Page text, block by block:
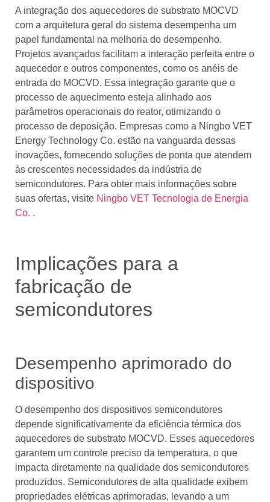
A integração dos aquecedores de substrato MOCVD
com a arquitetura geral do sistema desempenha um
papel fundamental na melhoria do desempenho.
Projetos avançados facilitam a interação perfeita entre o
aquecedor e outros componentes, como os anéis de
entrada do MOCVD. Essa integração garante que o
processo de aquecimento esteja alinhado aos
parâmetros operacionais do reator, otimizando o
processo de deposição. Empresas como a Ningbo VET
Energy Technology Co. estão na vanguarda dessas
inovações, fornecendo soluções de ponta que atendem
às crescentes necessidades da indústria de
semicondutores. Para obter mais informações sobre
suas ofertas, visite Ningbo VET Tecnologia de Energia
Co. .
Implicações para a
fabricação de
semicondutores
Desempenho aprimorado do
dispositivo
O desempenho dos dispositivos semicondutores
depende significativamente da eficiência térmica dos
aquecedores de substrato MOCVD. Esses aquecedores
garantem um controle preciso da temperatura, o que
impacta diretamente na qualidade dos semicondutores
produzidos. Semicondutores de alta qualidade exibem
propriedades elétricas aprimoradas, levando a um